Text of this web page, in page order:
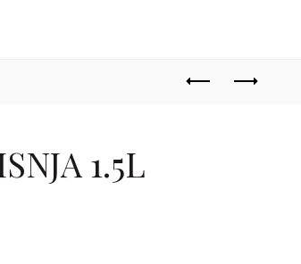
1.5L